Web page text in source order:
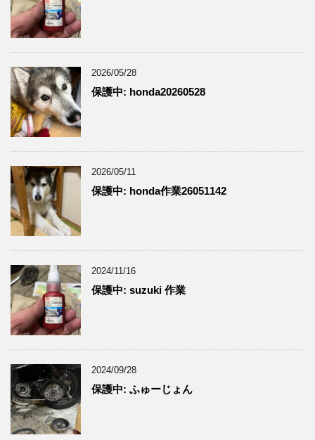
2026/05/28
保護中: honda20260528
2026/05/11
保護中: honda作業26051142
2024/11/16
保護中: suzuki 作業
2024/09/28
保護中: ふゅーじょん